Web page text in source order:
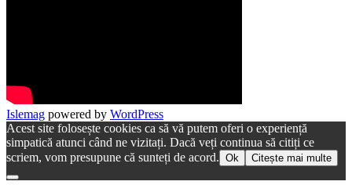
Islemag powered by WordPress
Acest site folosește cookies ca să vă putem oferi o experiență
simpatică atunci când ne vizitați. Dacă veți continua să citiți ce
scriem, vom presupune că sunteți de acord. Ok Citește mai multe